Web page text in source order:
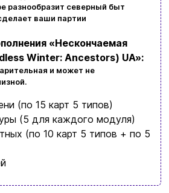
разнообразит северный быт
ваши партии
«Нескончаемая
Winter: Ancestors) UA»:
и может не
(по 15 карт 5 типов)
(5 для каждого модуля)
(по 10 карт 5 типов + по 5